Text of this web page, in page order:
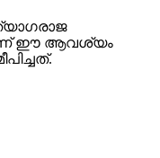
ഈ ആവശ്യം